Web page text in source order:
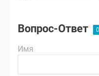
Вопрос-Ответ
Имя